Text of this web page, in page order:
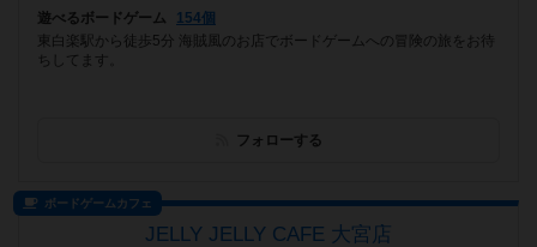
遊べるボードゲーム
154個
東白楽駅から徒歩5分 海賊風のお店でボードゲームへの冒険の旅をお待
ちしてます。
フォローする
ボードゲームカフェ
JELLY JELLY CAFE 大宮店